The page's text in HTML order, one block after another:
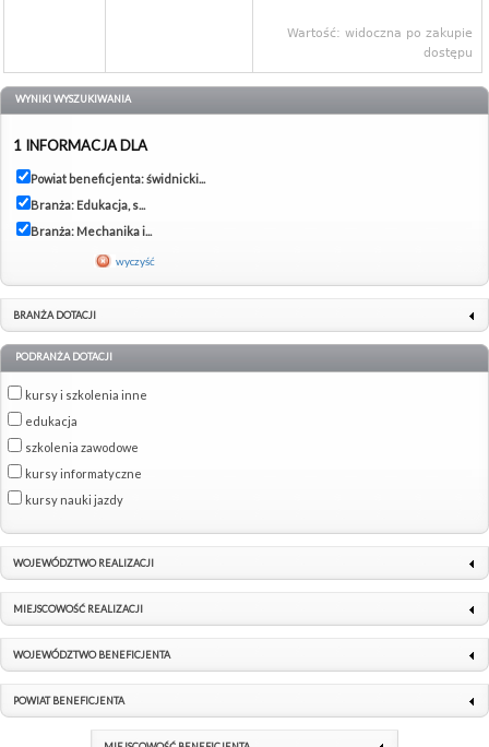
Wartość: widoczna po zakupie
dostępu
WYNIKI WYSZUKIWANIA
1 INFORMACJA DLA
Powiat beneficjenta: świdnicki...
Branża: Edukacja, s...
Branża: Mechanika i...
wyczyść
BRANŻA DOTACJI
PODRANŻA DOTACJI
kursy i szkolenia inne
edukacja
szkolenia zawodowe
kursy informatyczne
kursy nauki jazdy
WOJEWÓDZTWO REALIZACJI
MIEJSCOWOŚĆ REALIZACJI
WOJEWÓDZTWO BENEFICJENTA
POWIAT BENEFICJENTA